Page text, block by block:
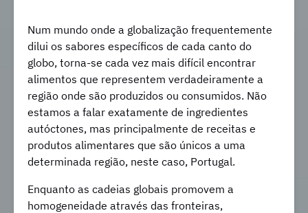
Num mundo onde a globalização frequentemente
dilui os sabores específicos de cada canto do
globo, torna-se cada vez mais difícil encontrar
alimentos que representem verdadeiramente a
região onde são produzidos ou consumidos. Não
estamos a falar exatamente de ingredientes
autóctones, mas principalmente de receitas e
produtos alimentares que são únicos a uma
determinada região, neste caso, Portugal.
Enquanto as cadeias globais promovem a
homogeneidade através das fronteiras,